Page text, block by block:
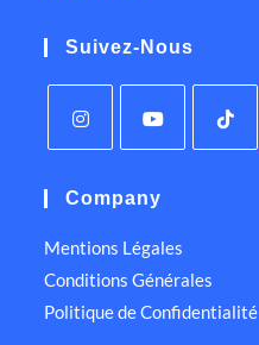
Suivez-Nous
Company
Mentions Légales
Conditions Générales
Politique de Confidentialité